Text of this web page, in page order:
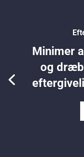
Minimer
og